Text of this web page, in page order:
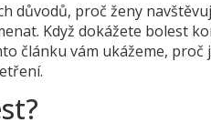
důvodů, proč ženy
Když dokážete bolest
článku vám ukážeme,